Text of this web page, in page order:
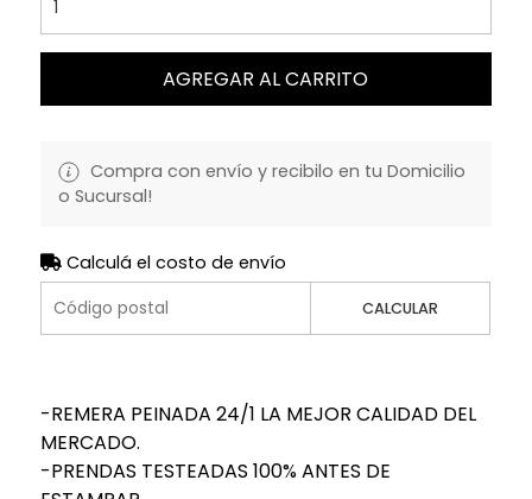
AGREGAR AL CARRITO
Compra con envío y recibilo en tu Domicilio
o Sucursal!
Calculá el costo de envío
CALCULAR
-REMERA PEINADA 24/1 LA MEJOR CALIDAD DEL
MERCADO.
-PRENDAS TESTEADAS 100% ANTES DE